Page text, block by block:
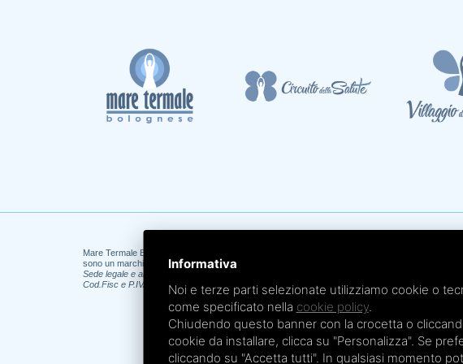
Mare Termale Bolognese e
sono un marchio di
TRE EFFE s.r.l.
Sede legale e amministrativa: Via Irnerio 12/2 - 40126 Bologna - Tel/fax 051.4210046
Cod.Fisc e P.IVA 04045610377 - R.E.A. BO n. 334452 - R.I. BO n. 56601 - Cap. Soc. €
Informativa
Noi e terze parti selezionate utilizziamo cookie o
come specificato nella cookie policy.
Chiudendo questo banner con la crocetta o
cookie da installare, clicca su "Personalizza". Se
cliccando su "Accetta tutti". In qualsiasi momento